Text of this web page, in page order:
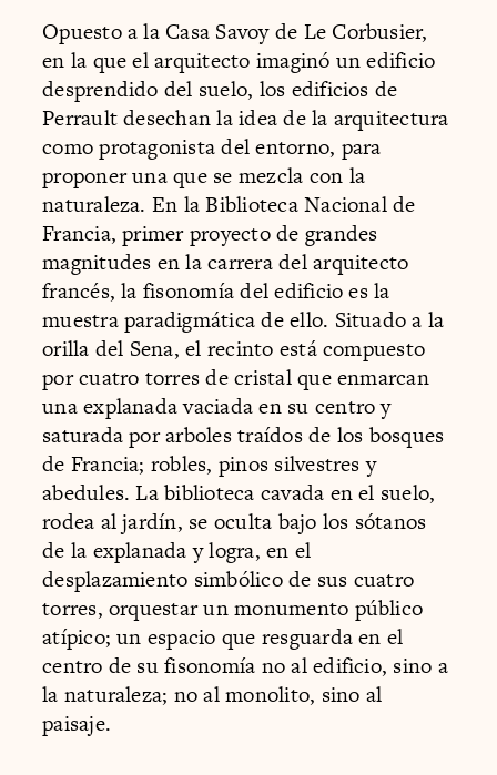
Opuesto a la Casa Savoy de Le Corbusier,
en la que el arquitecto imaginó un edificio
desprendido del suelo, los edificios de
Perrault desechan la idea de la arquitectura
como protagonista del entorno, para
proponer una que se mezcla con la
naturaleza. En la Biblioteca Nacional de
Francia, primer proyecto de grandes
magnitudes en la carrera del arquitecto
francés, la fisonomía del edificio es la
muestra paradigmática de ello. Situado a la
orilla del Sena, el recinto está compuesto
por cuatro torres de cristal que enmarcan
una explanada vaciada en su centro y
saturada por arboles traídos de los bosques
de Francia; robles, pinos silvestres y
abedules. La biblioteca cavada en el suelo,
rodea al jardín, se oculta bajo los sótanos
de la explanada y logra, en el
desplazamiento simbólico de sus cuatro
torres, orquestar un monumento público
atípico; un espacio que resguarda en el
centro de su fisonomía no al edificio, sino a
la naturaleza; no al monolito, sino al
paisaje.